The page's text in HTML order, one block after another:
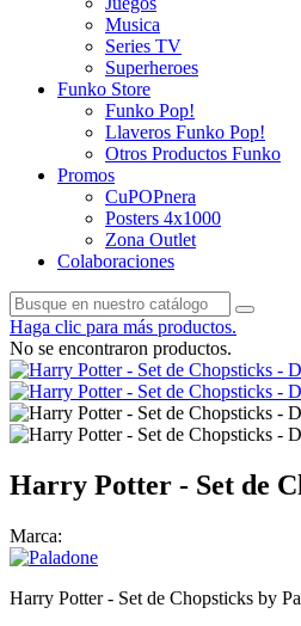
Musica
Series TV
Superheroes
Funko Store
Funko Pop!
Llaveros Funko Pop!
Otros Productos Funko
Promos
CuPOPnera
Posters 4x1000
Zona Outlet
Colaboraciones
Haga clic para más productos.
No se encontraron productos.
Harry Potter - Set de
Marca:
Harry Potter - Set de Chopsticks by